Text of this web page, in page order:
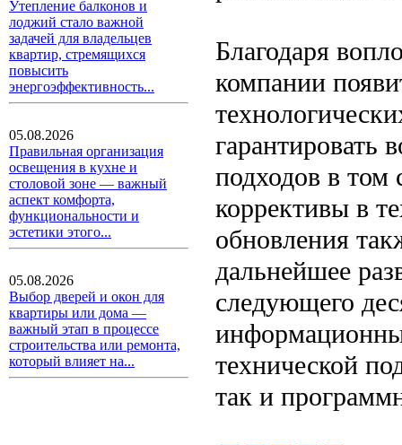
Утепление балконов и
лоджий стало важной
задачей для владельцев
квартир, стремящихся
повысить
энергоэффективность...
05.08.2026
Правильная организация
освещения в кухне и
столовой зоне — важный
аспект комфорта,
функциональности и
эстетики этого...
05.08.2026
Выбор дверей и окон для
квартиры или дома —
важный этап в процессе
строительства или ремонта,
который влияет на...
Благодаря
компании
гарантировать
подходов в том
коррективы в
обновления
дальнейшее
следующего
технической
так и